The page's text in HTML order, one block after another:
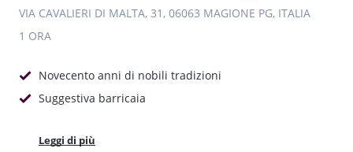
VIA CAVALIERI DI MALTA, 31, 06063 MAGIONE PG, ITALIA
1 ORA
Novecento anni di nobili tradizioni
Suggestiva barricaia
Leggi di più